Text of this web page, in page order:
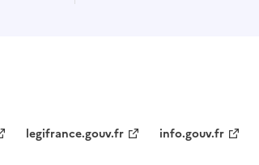
legifrance.gouv.fr info.gouv.fr